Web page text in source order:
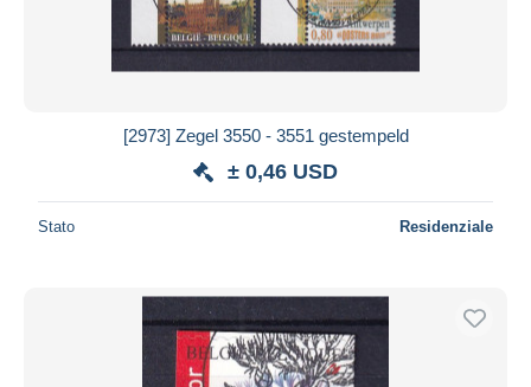
[2973] Zegel 3550 - 3551 gestempeld
± 0,46 USD
Stato Residenziale